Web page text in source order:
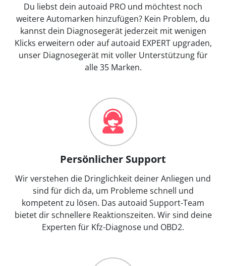
Du liebst dein autoaid PRO und möchtest noch
weitere Automarken hinzufügen? Kein Problem, du
kannst dein Diagnosegerät jederzeit mit wenigen
Klicks erweitern oder auf autoaid EXPERT upgraden,
unser Diagnosegerät mit voller Unterstützung für
alle 35 Marken.
Persönlicher Support
Wir verstehen die Dringlichkeit deiner Anliegen und
sind für dich da, um Probleme schnell und
kompetent zu lösen. Das autoaid Support-Team
bietet dir schnellere Reaktionszeiten. Wir sind deine
Experten für Kfz-Diagnose und OBD2.